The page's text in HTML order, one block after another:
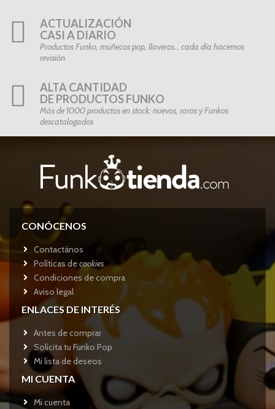
ACTUALIZACIÓN
CASI A DIARIO
Productos Funko, muñecos pop, llaveros… cada día hacemos
revisión
ALTA CANTIDAD
DE PRODUCTOS FUNKO
Más de 1000 productos en stock: nuevos, raros y Funkos
descatalogados
CONÓCENOS
Contactános
Políticas decookies
Condiciones de compra
Aviso legal
ENLACES DE INTERÉS
Antes de comprar
Solicita tu Funko Pop
Mi lista de deseos
MI CUENTA
Mi cuenta